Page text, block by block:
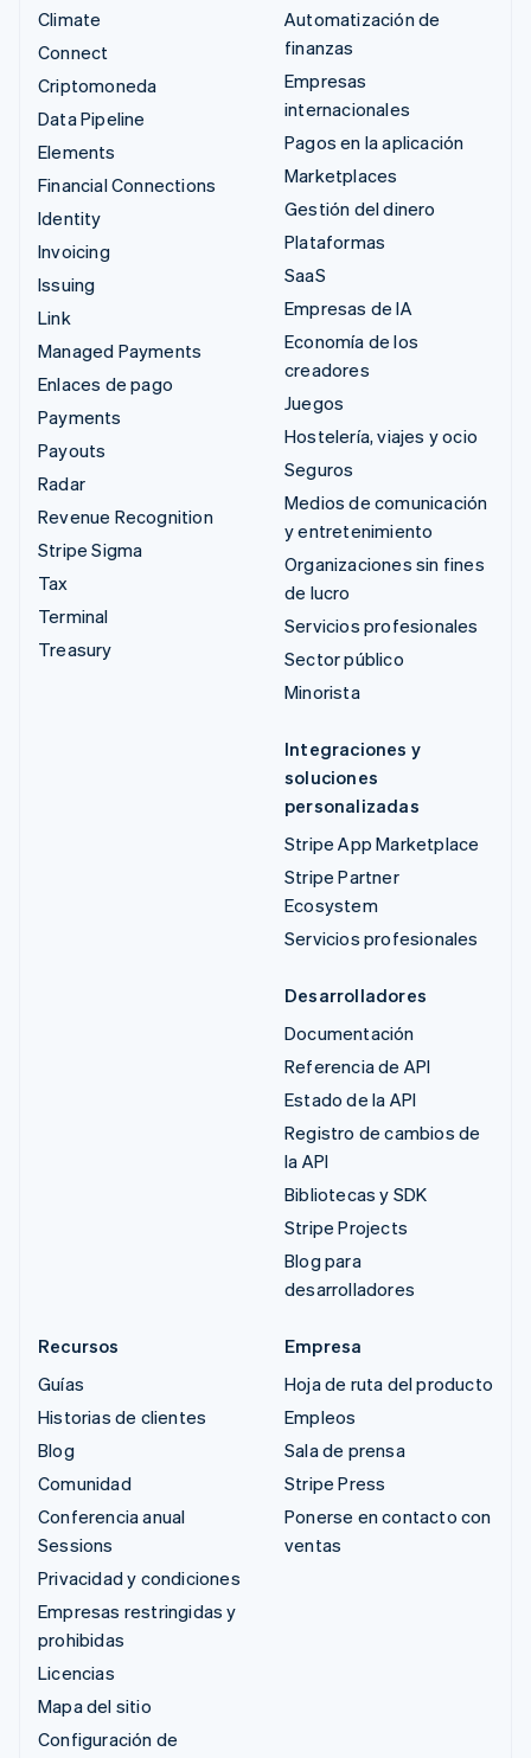
Climate
Connect
Criptomoneda
Data Pipeline
Elements
Financial Connections
Identity
Invoicing
Issuing
Link
Managed Payments
Enlaces de pago
Payments
Payouts
Radar
Revenue Recognition
Stripe Sigma
Tax
Terminal
Treasury
Automatización de
finanzas
Empresas
internacionales
Pagos en la aplicación
Marketplaces
Gestión del dinero
Plataformas
SaaS
Empresas de IA
Economía de los
creadores
Juegos
Hostelería, viajes y ocio
Seguros
Medios de comunicación
y entretenimiento
Organizaciones sin fines
de lucro
Servicios profesionales
Sector público
Minorista
Integraciones y
soluciones
personalizadas
Stripe App Marketplace
Stripe Partner
Ecosystem
Servicios profesionales
Desarrolladores
Documentación
Referencia de API
Estado de la API
Registro de cambios de
la API
Bibliotecas y SDK
Stripe Projects
Blog para
desarrolladores
Recursos
Guías
Historias de clientes
Blog
Comunidad
Conferencia anual
Sessions
Privacidad y condiciones
Empresas restringidas y
prohibidas
Licencias
Mapa del sitio
Configuración de
Empresa
Hoja de ruta del producto
Empleos
Sala de prensa
Stripe Press
Ponerse en contacto con
ventas